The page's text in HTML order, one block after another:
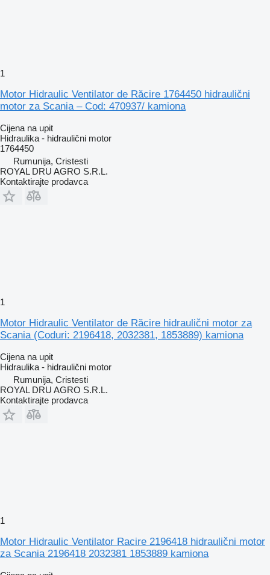
1
Motor Hidraulic Ventilator de Răcire 1764450 hidraulični
motor za Scania – Cod: 470937/ kamiona
Cijena na upit
Hidraulika - hidraulični motor
1764450
Rumunija, Cristesti
ROYAL DRU AGRO S.R.L.
Kontaktirajte prodavca
1
Motor Hidraulic Ventilator de Răcire hidraulični motor za
Scania (Coduri: 2196418, 2032381, 1853889) kamiona
Cijena na upit
Hidraulika - hidraulični motor
Rumunija, Cristesti
ROYAL DRU AGRO S.R.L.
Kontaktirajte prodavca
1
Motor Hidraulic Ventilator Racire 2196418 hidraulični motor
za Scania 2196418 2032381 1853889 kamiona